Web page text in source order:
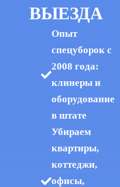
ВЫЕЗДА
Опыт
спецуборок с
2008 года:
клинеры и
оборудование
в штате
Убираем
квартиры,
коттеджи,
офисы,